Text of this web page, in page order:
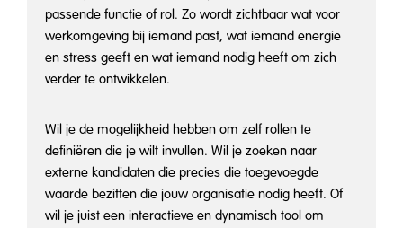
passende functie of rol. Zo wordt zichtbaar wat voor
werkomgeving bij iemand past, wat iemand energie
en stress geeft en wat iemand nodig heeft om zich
verder te ontwikkelen.
Wil je de mogelijkheid hebben om zelf rollen te
definiëren die je wilt invullen. Wil je zoeken naar
externe kandidaten die precies die toegevoegde
waarde bezitten die jouw organisatie nodig heeft. Of
wil je juist een interactieve en dynamisch tool om